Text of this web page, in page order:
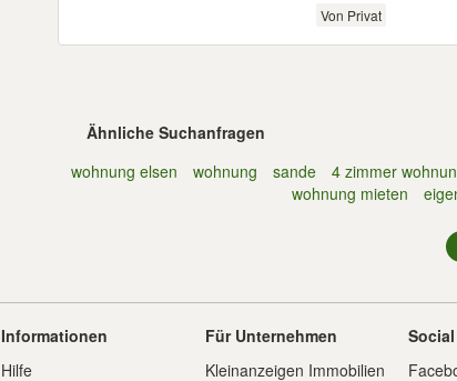
Von Privat
Ähnliche Suchanfragen
wohnung elsen
wohnung sande 4 zimmer
wohnung mieten
Informationen
Hilfe
Für Unternehmen
Kleinanzeigen Immobilien